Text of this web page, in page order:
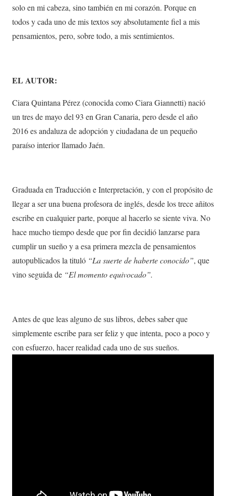
solo en mi cabeza, sino también en mi corazón. Porque en
todos y cada uno de mis textos soy absolutamente fiel a mis
pensamientos, pero, sobre todo, a mis sentimientos.
EL AUTOR:
Ciara Quintana Pérez (conocida como Ciara Giannetti) nació
un tres de mayo del 93 en Gran Canaria, pero desde el año
2016 es andaluza de adopción y ciudadana de un pequeño
paraíso interior llamado Jaén.
Graduada en Traducción e Interpretación, y con el propósito de
llegar a ser una buena profesora de inglés, desde los trece añitos
escribe en cualquier parte, porque al hacerlo se siente viva. No
hace mucho tiempo desde que por fin decidió lanzarse para
cumplir un sueño y a esa primera mezcla de pensamientos
autopublicados la tituló “La suerte de haberte conocido”, que
vino seguida de “El momento equivocado”.
Antes de que leas alguno de sus libros, debes saber que
simplemente escribe para ser feliz y que intenta, poco a poco y
con esfuerzo, hacer realidad cada uno de sus sueños.